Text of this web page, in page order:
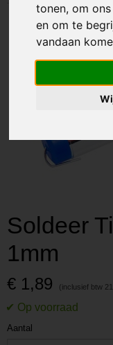
tonen, om
en om te
vandaan
Soldeer
1mm
€ 1,89
Aantal